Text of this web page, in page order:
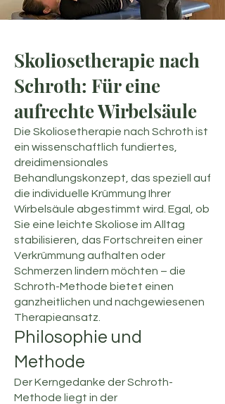
Skoliosetherapie nach
Schroth: Für eine
aufrechte Wirbelsäule
Die Skoliosetherapie nach Schroth ist
ein wissenschaftlich fundiertes,
dreidimensionales
Behandlungskonzept, das speziell auf
die individuelle Krümmung Ihrer
Wirbelsäule abgestimmt wird. Egal, ob
Sie eine leichte Skoliose im Alltag
stabilisieren, das Fortschreiten einer
Verkrümmung aufhalten oder
Schmerzen lindern möchten – die
Schroth-Methode bietet einen
ganzheitlichen und nachgewiesenen
Therapieansatz.
Philosophie und
Methode
Der Kerngedanke der Schroth-
Methode liegt in der